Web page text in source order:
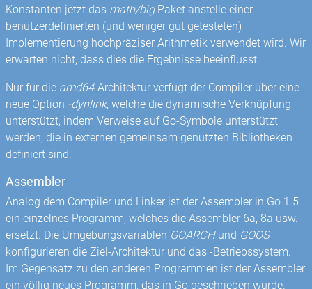
Konstanten jetzt das math/bigPaket anstelle einer
benutzerdefinierten (und weniger gut getesteten)
Implementierung hochpräziser Arithmetik verwendet wird. Wir
erwarten nicht, dass dies die Ergebnisse beeinflusst.
Nur für die amd64-Architektur verfügt der Compiler über eine
neue Option -dynlink, welche die dynamische Verknüpfung
unterstützt, indem Verweise auf Go-Symbole unterstützt
werden, die in externen gemeinsam genutzten Bibliotheken
definiert sind.
Assembler
Analog dem Compiler und Linker ist der Assembler in Go 1.5
ein einzelnes Programm, welches die Assembler 6a, 8a usw.
ersetzt. Die Umgebungsvariablen GOARCHund GOOS
konfigurieren die Ziel-Architektur und das -Betriebssystem.
Im Gegensatz zu den anderen Programmen ist der Assembler
ein völlig neues Programm, das in Go geschrieben wurde.